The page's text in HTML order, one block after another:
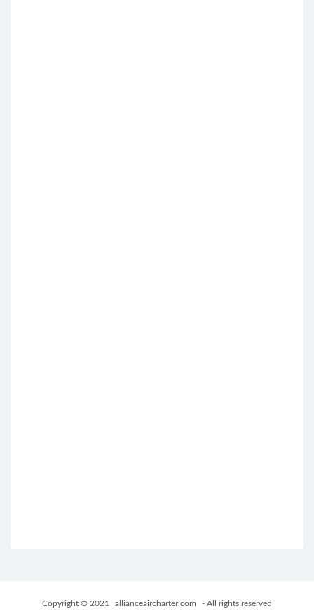
Copyright © 2021 allianceaircharter.com - All rights reserved